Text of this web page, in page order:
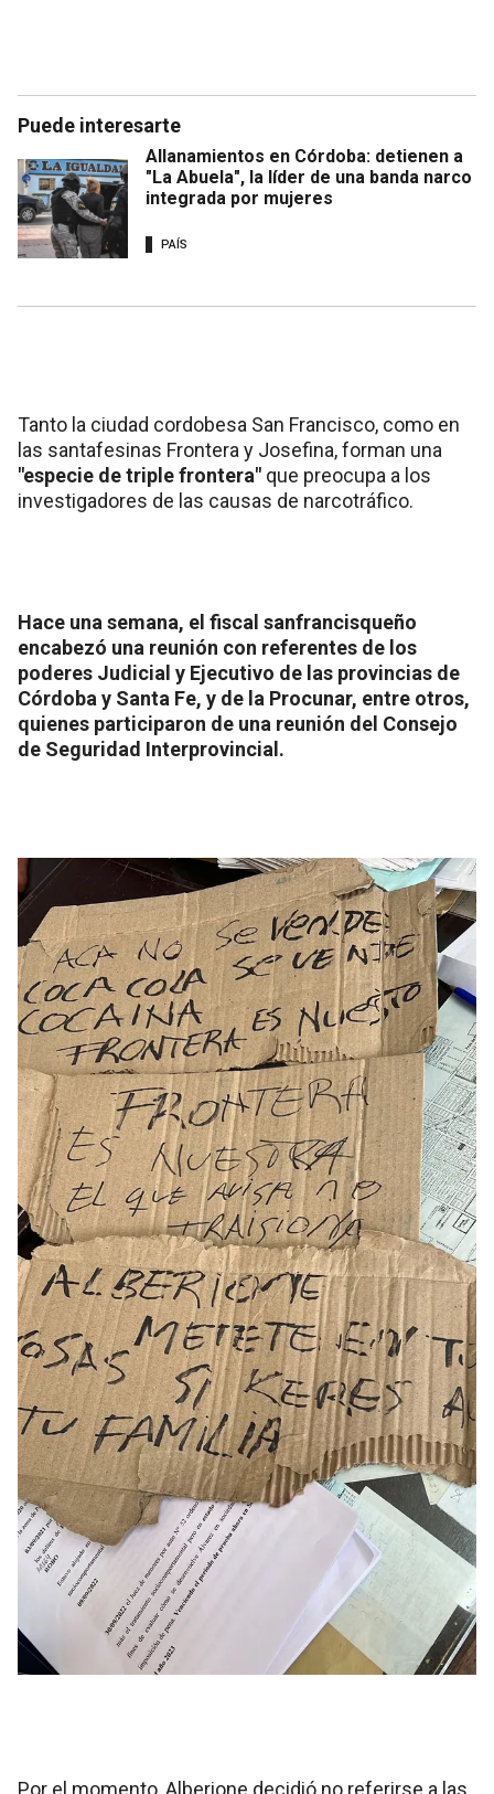
Puede interesarte
Allanamientos en Córdoba: detienen a
"La Abuela", la líder de una banda narco
integrada por mujeres
PAÍS
Tanto la ciudad cordobesa San Francisco, como en
las santafesinas Frontera y Josefina, forman una
"especie de triple frontera" que preocupa a los
investigadores de las causas de narcotráfico.
Hace una semana, el fiscal sanfrancisqueño
encabezó una reunión con referentes de los
poderes Judicial y Ejecutivo de las provincias de
Córdoba y Santa Fe, y de la Procunar, entre otros,
quienes participaron de una reunión del Consejo
de Seguridad Interprovincial.
Por el momento, Alberione decidió no referirse a las